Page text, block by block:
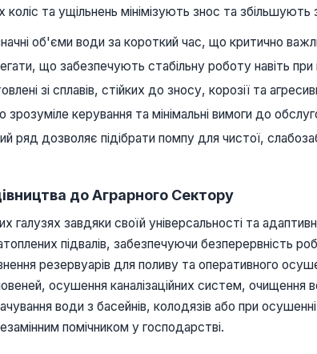
коліс та ущільнень мінімізують знос та
об'єми води за короткий час, що критично
що забезпечують стабільну роботу навіть
зі сплавів, стійких до зносу, корозії та
зрозуміле керування та мінімальні вимоги до
ряд дозволяє підібрати помпу для чистої,
до Аграрного Сектору
завдяки своїй універсальності та
підвалів, забезпечуючи безперервність
резервуарів для поливу та оперативного
осушення каналізаційних систем, очищення
води з басейнів, колодязів або при
помічником у господарстві.